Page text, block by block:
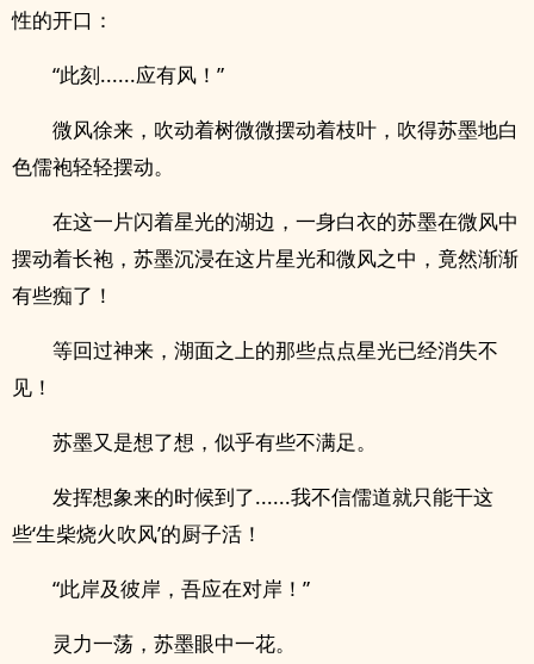
性的开口：
“此刻......应有风！”
微风徐来，吹动着树微微摆动着枝叶，吹得苏墨地白
色儒袍轻轻摆动。
在这一片闪着星光的湖边，一身白衣的苏墨在微风中
摆动着长袍，苏墨沉浸在这片星光和微风之中，竟然渐渐
有些痴了！
等回过神来，湖面之上的那些点点星光已经消失不
见！
苏墨又是想了想，似乎有些不满足。
发挥想象来的时候到了......我不信儒道就只能干这
些‘生柴烧火吹风’的厨子活！
“此岸及彼岸，吾应在对岸！”
灵力一荡，苏墨眼中一花。